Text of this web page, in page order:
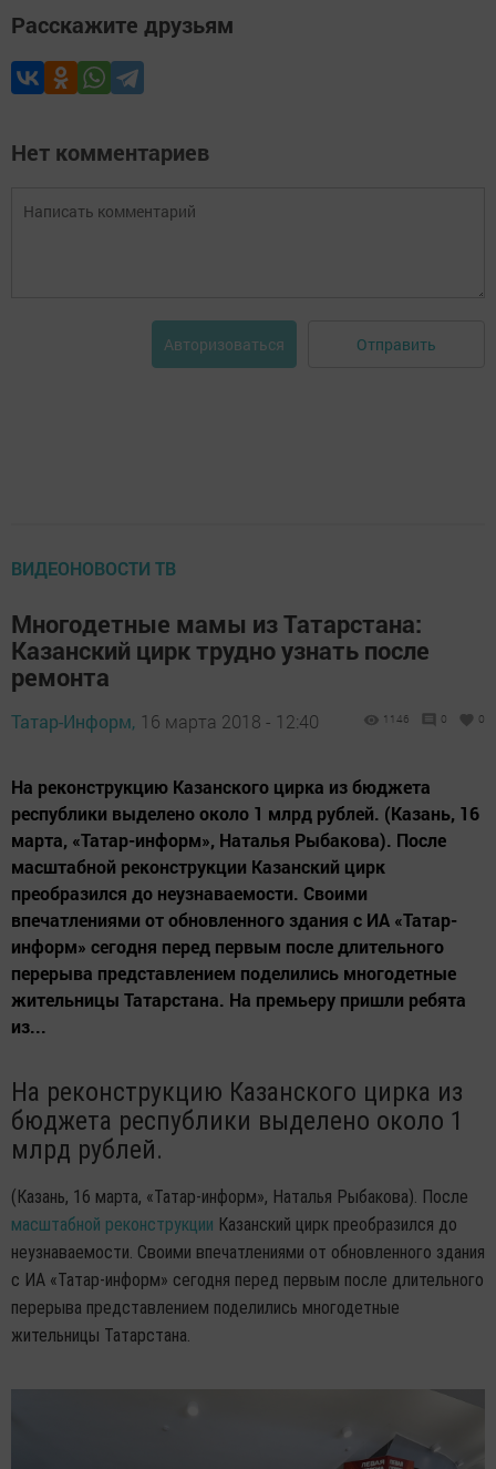
Расскажите друзьям
Нет комментариев
Авторизоваться Отправить
ВИДЕОНОВОСТИ ТВ
Многодетные мамы из Татарстана:
Казанский цирк трудно узнать после
ремонта
Татар-Информ, 16 марта 2018 - 12:40 1146 0 0
На реконструкцию Казанского цирка из бюджета
республики выделено около 1 млрд рублей. (Казань, 16
марта, «Татар-информ», Наталья Рыбакова). После
масштабной реконструкции Казанский цирк
преобразился до неузнаваемости. Своими
впечатлениями от обновленного здания с ИА «Татар-
информ» сегодня перед первым после длительного
перерыва представлением поделились многодетные
жительницы Татарстана. На премьеру пришли ребята
из...
На реконструкцию Казанского цирка из
бюджета республики выделено около 1
млрд рублей.
(Казань, 16 марта, «Татар-информ», Наталья Рыбакова). После
масштабной реконструкции Казанский цирк преобразился до
неузнаваемости. Своими впечатлениями от обновленного здания
с ИА «Татар-информ» сегодня перед первым после длительного
перерыва представлением поделились многодетные
жительницы Татарстана.